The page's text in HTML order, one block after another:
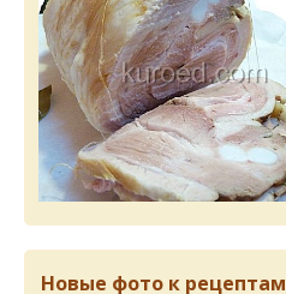
Новые фото к рецептам